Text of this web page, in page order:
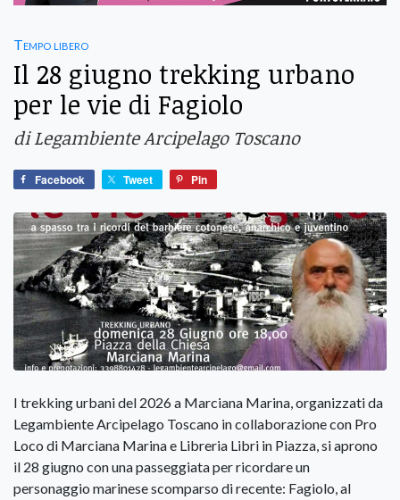
Tempo libero
Il 28 giugno trekking urbano
per le vie di Fagiolo
di Legambiente Arcipelago Toscano
Facebook Tweet Pin
I trekking urbani del 2026 a Marciana Marina, organizzati da
Legambiente Arcipelago Toscano in collaborazione con Pro
Loco di Marciana Marina e Libreria Libri in Piazza, si aprono
il 28 giugno con una passeggiata per ricordare un
personaggio marinese scomparso di recente: Fagiolo, al